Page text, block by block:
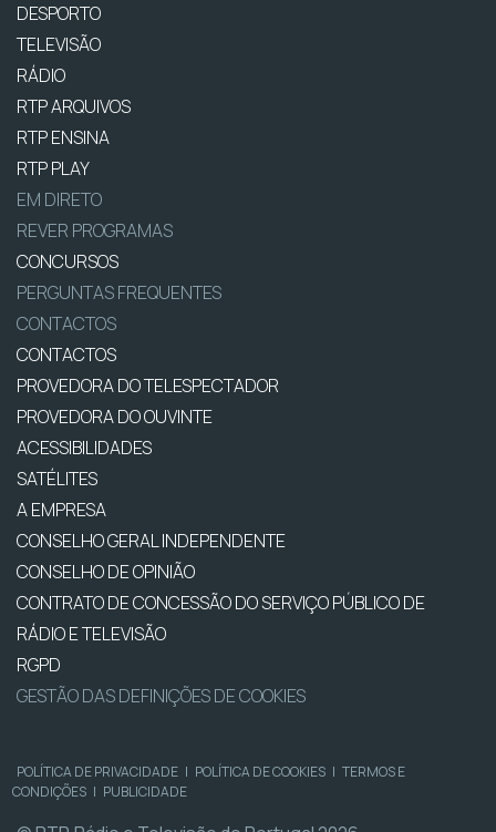
DESPORTO
TELEVISÃO
RÁDIO
RTP ARQUIVOS
RTP ENSINA
RTP PLAY
EM DIRETO
REVER PROGRAMAS
CONCURSOS
PERGUNTAS FREQUENTES
CONTACTOS
CONTACTOS
PROVEDORA DO TELESPECTADOR
PROVEDORA DO OUVINTE
ACESSIBILIDADES
SATÉLITES
A EMPRESA
CONSELHO GERAL INDEPENDENTE
CONSELHO DE OPINIÃO
CONTRATO DE CONCESSÃO DO SERVIÇO PÚBLICO DE
RÁDIO E TELEVISÃO
RGPD
GESTÃO DAS DEFINIÇÕES DE COOKIES
POLÍTICA DE PRIVACIDADE | POLÍTICA DE COOKIES | TERMOS E
CONDIÇÕES | PUBLICIDADE